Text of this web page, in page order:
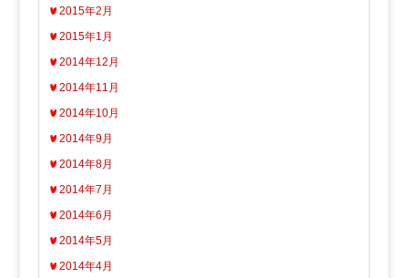
2015年2月
2015年1月
2014年12月
2014年11月
2014年10月
2014年9月
2014年8月
2014年7月
2014年6月
2014年5月
2014年4月